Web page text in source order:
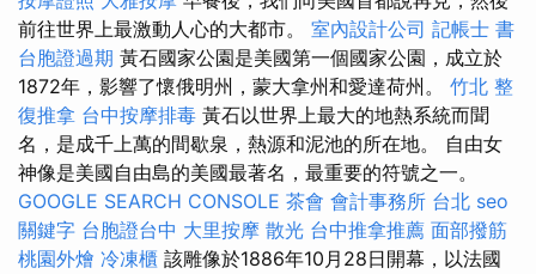
前往世界上最激動人心的大都市。 室內設計公司 記帳士 書
台胞證過期 黃石國家公園是美國第一個國家公園，成立於
1872年，影響了懷俄明州，蒙大拿州和愛達荷州。 竹北 整
復推拿 台中按摩排毒 黃石以世界上最大的地熱系統而聞
名，是成千上萬的間歇泉，熱源和泥池的所在地。 自由女
神像是美國自由島的美國最著名，最重要的符號之一。
GOOGLE SEARCH CONSOLE 茶會 會計事務所 台北 seo
關鍵字 台胞證台中 大里按摩 散光 台中推拿推薦 面部撥筋
桃園外燴 冷凍櫃 該雕像於1886年10月28日開幕，以法國